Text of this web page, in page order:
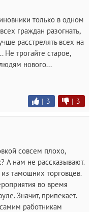
только в одном
граждан разогнать,
расстрелять всех на
Не трогайте старое,
нового...
| 3 | 3
совсем плохо,
А нам не рассказывают.
тамошних торговцев.
во время
Значит, припекает.
работникам